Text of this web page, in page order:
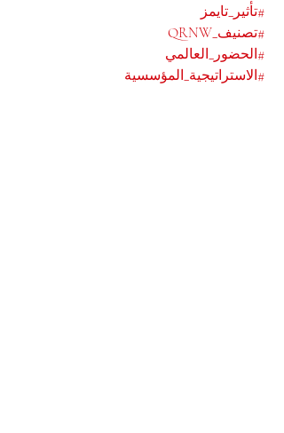
#تأثير_تايمز
#تصنيف_QRNW
#الحضور_العالمي
#الاستراتيجية_المؤسسية